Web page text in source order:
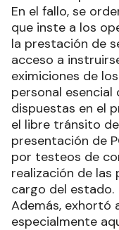
En el fallo, se
que inste a los
la prestación de
acceso a
eximiciones de
personal
dispuestas en el
el libre tránsito
presentación de
por testeos de
realización de las
cargo del estado.
Además, exhortó
especialmente